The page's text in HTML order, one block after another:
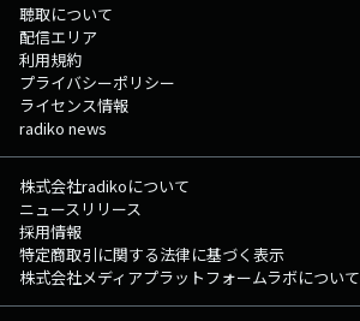
聴取について
配信エリア
利用規約
プライバシーポリシー
ライセンス情報
radiko news
株式会社radikoについて
ニュースリリース
採用情報
特定商取引に関する法律に基づく表示
株式会社メディアプラットフォームラボについて